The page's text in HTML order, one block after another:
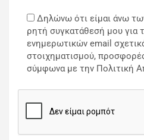
Δηλώνω ότι είμαι άνω
ρητή συγκατάθεσή μου για
ενημερωτικών email
στοιχηματισμού,
σύμφωνα με την Πολιτική